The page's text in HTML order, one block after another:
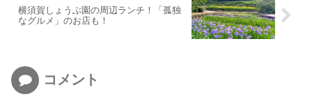
横須賀しょうぶ園の周辺ランチ！「孤独
なグルメ」のお店も！
コメント